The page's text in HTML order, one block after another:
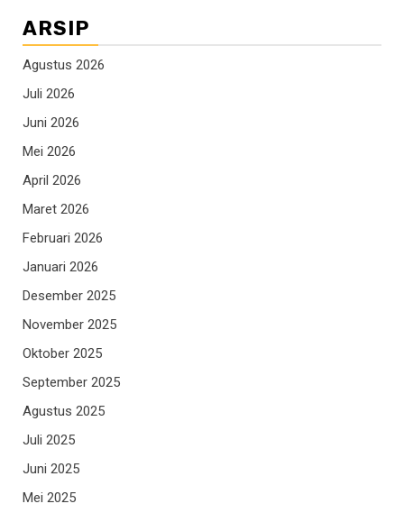
ARSIP
Agustus 2026
Juli 2026
Juni 2026
Mei 2026
April 2026
Maret 2026
Februari 2026
Januari 2026
Desember 2025
November 2025
Oktober 2025
September 2025
Agustus 2025
Juli 2025
Juni 2025
Mei 2025